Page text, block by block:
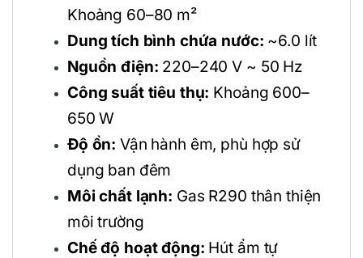
Khoảng 60–80 m²
Dung tích bình chứa nước: ~6.0 lít
Nguồn điện: 220–240 V ~ 50 Hz
Công suất tiêu thụ: Khoảng 600–
650 W
Độ ồn: Vận hành êm, phù hợp sử
dụng ban đêm
Môi chất lạnh: Gas R290 thân thiện
môi trường
Chế độ hoạt động: Hút ẩm tự